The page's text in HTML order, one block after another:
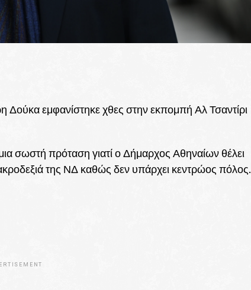
εμφανίστηκε χθες στην εκπομπή Αλ Τσαντίρι
σωστή πρόταση γιατί ο Δήμαρχος Αθηναίων θέλει
της ΝΔ καθώς δεν υπάρχει κεντρώος πόλος.